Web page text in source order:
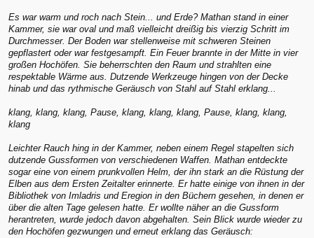
Es war warm und roch nach Stein... und Erde? Mathan stand in einer
Kammer, sie war oval und maß vielleicht dreißig bis vierzig Schritt im
Durchmesser. Der Boden war stellenweise mit schweren Steinen
gepflastert oder war festgesampft. Ein Feuer brannte in der Mitte in vier
großen Hochöfen. Sie beherrschten den Raum und strahlten eine
respektable Wärme aus. Dutzende Werkzeuge hingen von der Decke
hinab und das rythmische Geräusch von Stahl auf Stahl erklang...
klang, klang, klang, Pause, klang, klang, klang, Pause, klang, klang,
klang
Leichter Rauch hing in der Kammer, neben einem Regel stapelten sich
dutzende Gussformen von verschiedenen Waffen. Mathan entdeckte
sogar eine von einem prunkvollen Helm, der ihn stark an die Rüstung der
Elben aus dem Ersten Zeitalter erinnerte. Er hatte einige von ihnen in der
Bibliothek von Imladris und Eregion in den Büchern gesehen, in denen er
über die alten Tage gelesen hatte. Er wollte näher an die Gussform
herantreten, wurde jedoch davon abgehalten. Sein Blick wurde wieder zu
den Hochöfen gezwungen und erneut erklang das Geräusch: